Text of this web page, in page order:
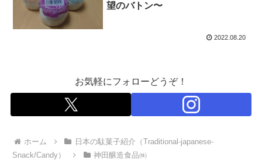
望のバトン〜
2022.08.20
お気軽にフォローどうぞ！
ホーム
日本の駄菓子紹介（Traditional-japanese-
Snack/Candy）
神田醸造食品㈱